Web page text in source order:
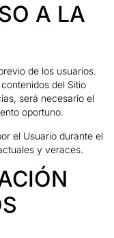
A LA
de los usuarios.
del Sitio
será necesario el
oportuno.
el Usuario durante el
y veraces.